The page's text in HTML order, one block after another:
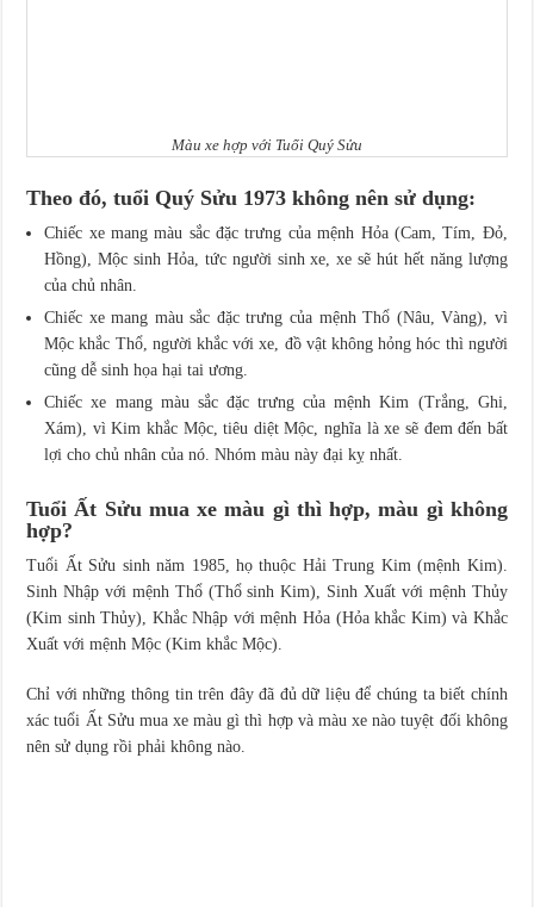
Màu xe hợp với Tuổi Quý Sửu
Theo đó, tuổi Quý Sửu 1973 không nên sử dụng:
Chiếc xe mang màu sắc đặc trưng của mệnh Hỏa (Cam, Tím, Đỏ,
Hồng), Mộc sinh Hỏa, tức người sinh xe, xe sẽ hút hết năng lượng
của chủ nhân.
Chiếc xe mang màu sắc đặc trưng của mệnh Thổ (Nâu, Vàng), vì
Mộc khắc Thổ, người khắc với xe, đồ vật không hỏng hóc thì người
cũng dễ sinh họa hại tai ương.
Chiếc xe mang màu sắc đặc trưng của mệnh Kim (Trắng, Ghi,
Xám), vì Kim khắc Mộc, tiêu diệt Mộc, nghĩa là xe sẽ đem đến bất
lợi cho chủ nhân của nó. Nhóm màu này đại kỵ nhất.
Tuổi Ất Sửu mua xe màu gì thì hợp, màu gì không
hợp?
Tuổi Ất Sửu sinh năm 1985, họ thuộc Hải Trung Kim (mệnh Kim).
Sinh Nhập với mệnh Thổ (Thổ sinh Kim), Sinh Xuất với mệnh Thủy
(Kim sinh Thủy), Khắc Nhập với mệnh Hỏa (Hỏa khắc Kim) và Khắc
Xuất với mệnh Mộc (Kim khắc Mộc).
Chỉ với những thông tin trên đây đã đủ dữ liệu để chúng ta biết chính
xác tuổi Ất Sửu mua xe màu gì thì hợp và màu xe nào tuyệt đối không
nên sử dụng rồi phải không nào.